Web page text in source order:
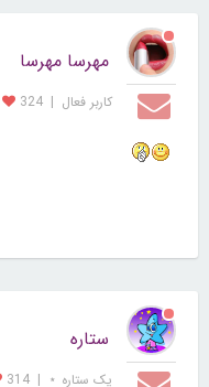
مهرسا مهرسا
کاربر فعال |
324
ستاره
یک ستاره ⋆ |
314